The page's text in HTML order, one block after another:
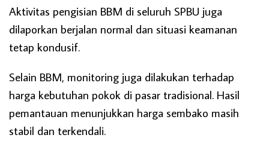
Aktivitas pengisian BBM di seluruh SPBU juga
dilaporkan berjalan normal dan situasi keamanan
tetap kondusif.
Selain BBM, monitoring juga dilakukan terhadap
harga kebutuhan pokok di pasar tradisional. Hasil
pemantauan menunjukkan harga sembako masih
stabil dan terkendali.